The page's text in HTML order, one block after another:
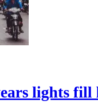
lights